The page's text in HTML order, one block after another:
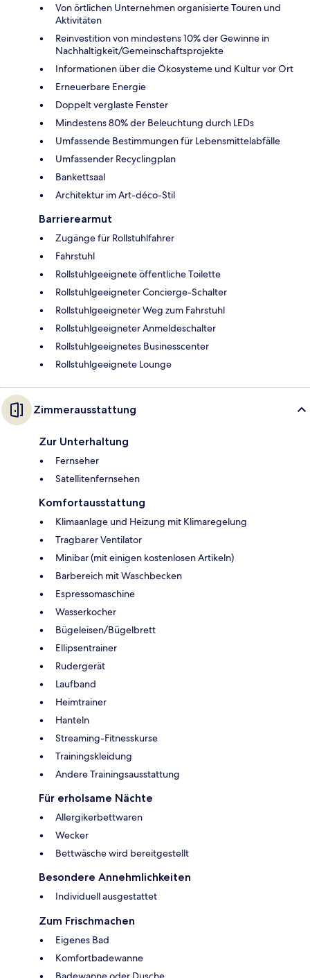
Von örtlichen Unternehmen organisierte Touren und
Aktivitäten
Reinvestition von mindestens 10% der Gewinne in
Nachhaltigkeit/Gemeinschaftsprojekte
Informationen über die Ökosysteme und Kultur vor Ort
Erneuerbare Energie
Doppelt verglaste Fenster
Mindestens 80% der Beleuchtung durch LEDs
Umfassende Bestimmungen für Lebensmittelabfälle
Umfassender Recyclingplan
Bankettsaal
Architektur im Art-déco-Stil
Barrierearmut
Zugänge für Rollstuhlfahrer
Fahrstuhl
Rollstuhlgeeignete öffentliche Toilette
Rollstuhlgeeigneter Concierge-Schalter
Rollstuhlgeeigneter Weg zum Fahrstuhl
Rollstuhlgeeigneter Anmeldeschalter
Rollstuhlgeeignetes Businesscenter
Rollstuhlgeeignete Lounge
Zimmerausstattung
Zur Unterhaltung
Fernseher
Satellitenfernsehen
Komfortausstattung
Klimaanlage und Heizung mit Klimaregelung
Tragbarer Ventilator
Minibar (mit einigen kostenlosen Artikeln)
Barbereich mit Waschbecken
Espressomaschine
Wasserkocher
Bügeleisen/Bügelbrett
Ellipsentrainer
Rudergerät
Laufband
Heimtrainer
Hanteln
Streaming-Fitnesskurse
Trainingskleidung
Andere Trainingsausstattung
Für erholsame Nächte
Allergikerbettwaren
Wecker
Bettwäsche wird bereitgestellt
Besondere Annehmlichkeiten
Individuell ausgestattet
Zum Frischmachen
Eigenes Bad
Komfortbadewanne